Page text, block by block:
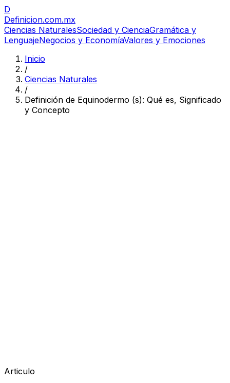
D
Definicion.com.mx
Ciencias NaturalesSociedad y CienciaGramática y
LenguajeNegocios y EconomíaValores y Emociones
Inicio
/
Ciencias Naturales
/
Definición de Equinodermo (s): Qué es, Significado
y Concepto
Articulo